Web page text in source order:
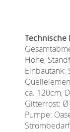
Technische
Höhe,
Einbautank:
ca. 120cm,
Gitterrost: Ø
Pumpe: